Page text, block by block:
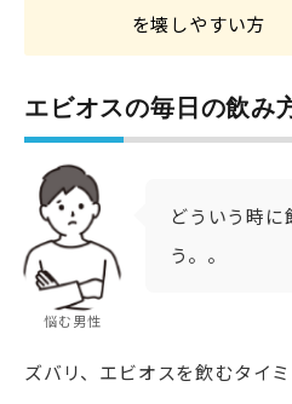
を壊しやすい方
エビオスの毎日の飲み
悩む男性
どういう時に
う。。
ズバリ、エビオスを飲むタイ